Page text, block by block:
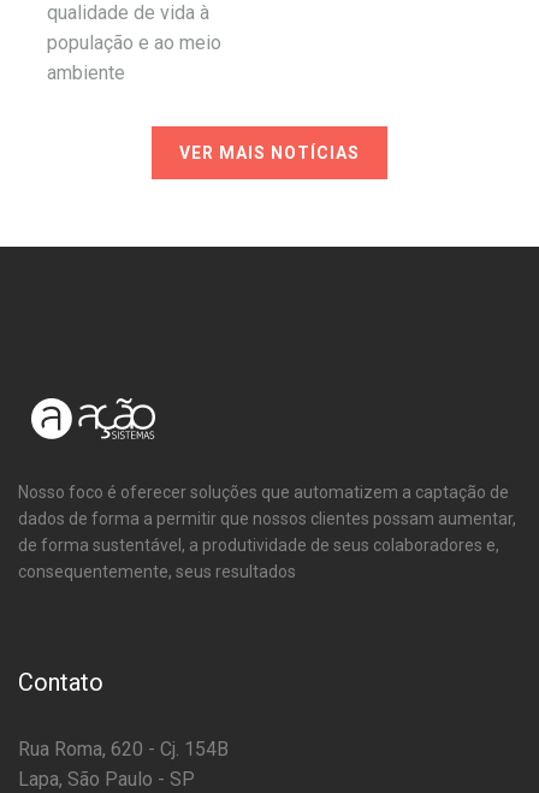
qualidade de vida à
população e ao meio
ambiente
VER MAIS NOTÍCIAS
Nosso foco é oferecer soluções que automatizem a captação de
dados de forma a permitir que nossos clientes possam aumentar,
de forma sustentável, a produtividade de seus colaboradores e,
consequentemente, seus resultados
Contato
Rua Roma, 620 - Cj. 154B
Lapa, São Paulo - SP